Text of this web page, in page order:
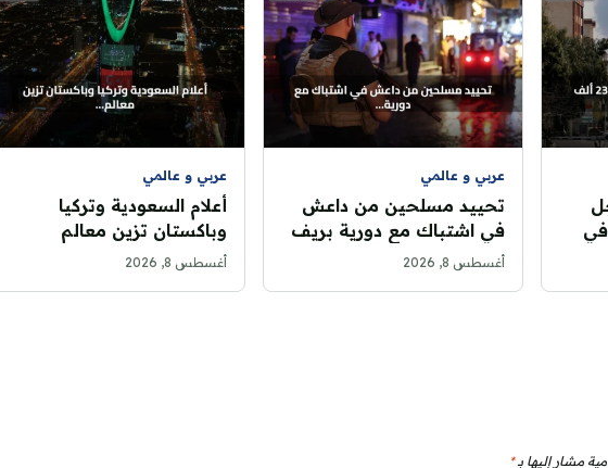
في
عربي و عالمي
تحييد مسلحين من داعش
في اشتباك مع دورية بريف
دمشق
أغسطس 8, 2026
عربي و عالمي
أعلام السعودية وتركيا
وباكستان تزين معالم
المملكة احتفاءً باتفاقية مكة
أغسطس 8, 2026
مشار إليها بـ*